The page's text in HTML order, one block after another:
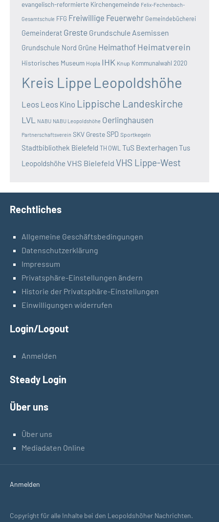
evangelisch-reformierte Kirchengemeinde Felix-Fechenbach-
Gesamtschule FFG Freiwillige Feuerwehr Gemeindebücherei
Gemeinderat Greste Grundschule Asemissen
Grundschule Nord Grüne Heimathof Heimatverein
Historisches Museum Hopla IHK Knup Kommunalwahl 2020
Kreis Lippe Leopoldshöhe
Leos Leos Kino Lippische Landeskirche
LVL NABU NABU Leopoldshöhe Oerlinghausen
Partnerschaftsverein SKV GresteSPD Sportkegeln
Stadtbibliothek Bielefeld TH OWL TuS BexterhagenTus
Leopoldshöhe VHS Bielefeld VHS Lippe-West
Rechtliches
Allgemeine Geschäftsbedingungen
Datenschutzerklärung
Impressum
Privatsphäre-Einstellungen ändern
Historie der Privatsphäre-Einstellungen
Einwilligungen widerrufen
Login/Logout
Anmelden
Steady Login
Über uns
Über uns
Mediadaten Online
Anmelden
Copyright für alle Inhalte bei den Leopoldshöher Nachrichten.